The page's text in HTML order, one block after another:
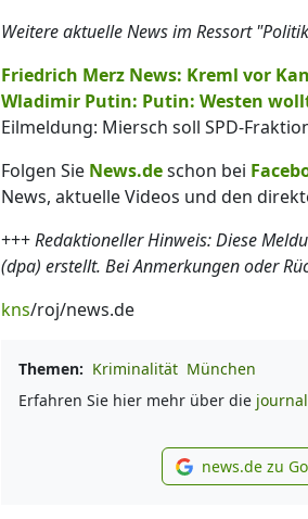
Weitere aktuelle News im Ressort
Friedrich Merz News: Kreml vor
Wladimir Putin: Putin: Westen
Eilmeldung: Miersch soll SPD-
Folgen Sie News.deschon bei
News, aktuelle Videos und den
+++Redaktioneller Hinweis: Diese
(dpa) erstellt. Bei Anmerkungen oder
kns/roj/news.de
Themen: Kriminalität München
Erfahren Sie hier mehr über die
news.de zu